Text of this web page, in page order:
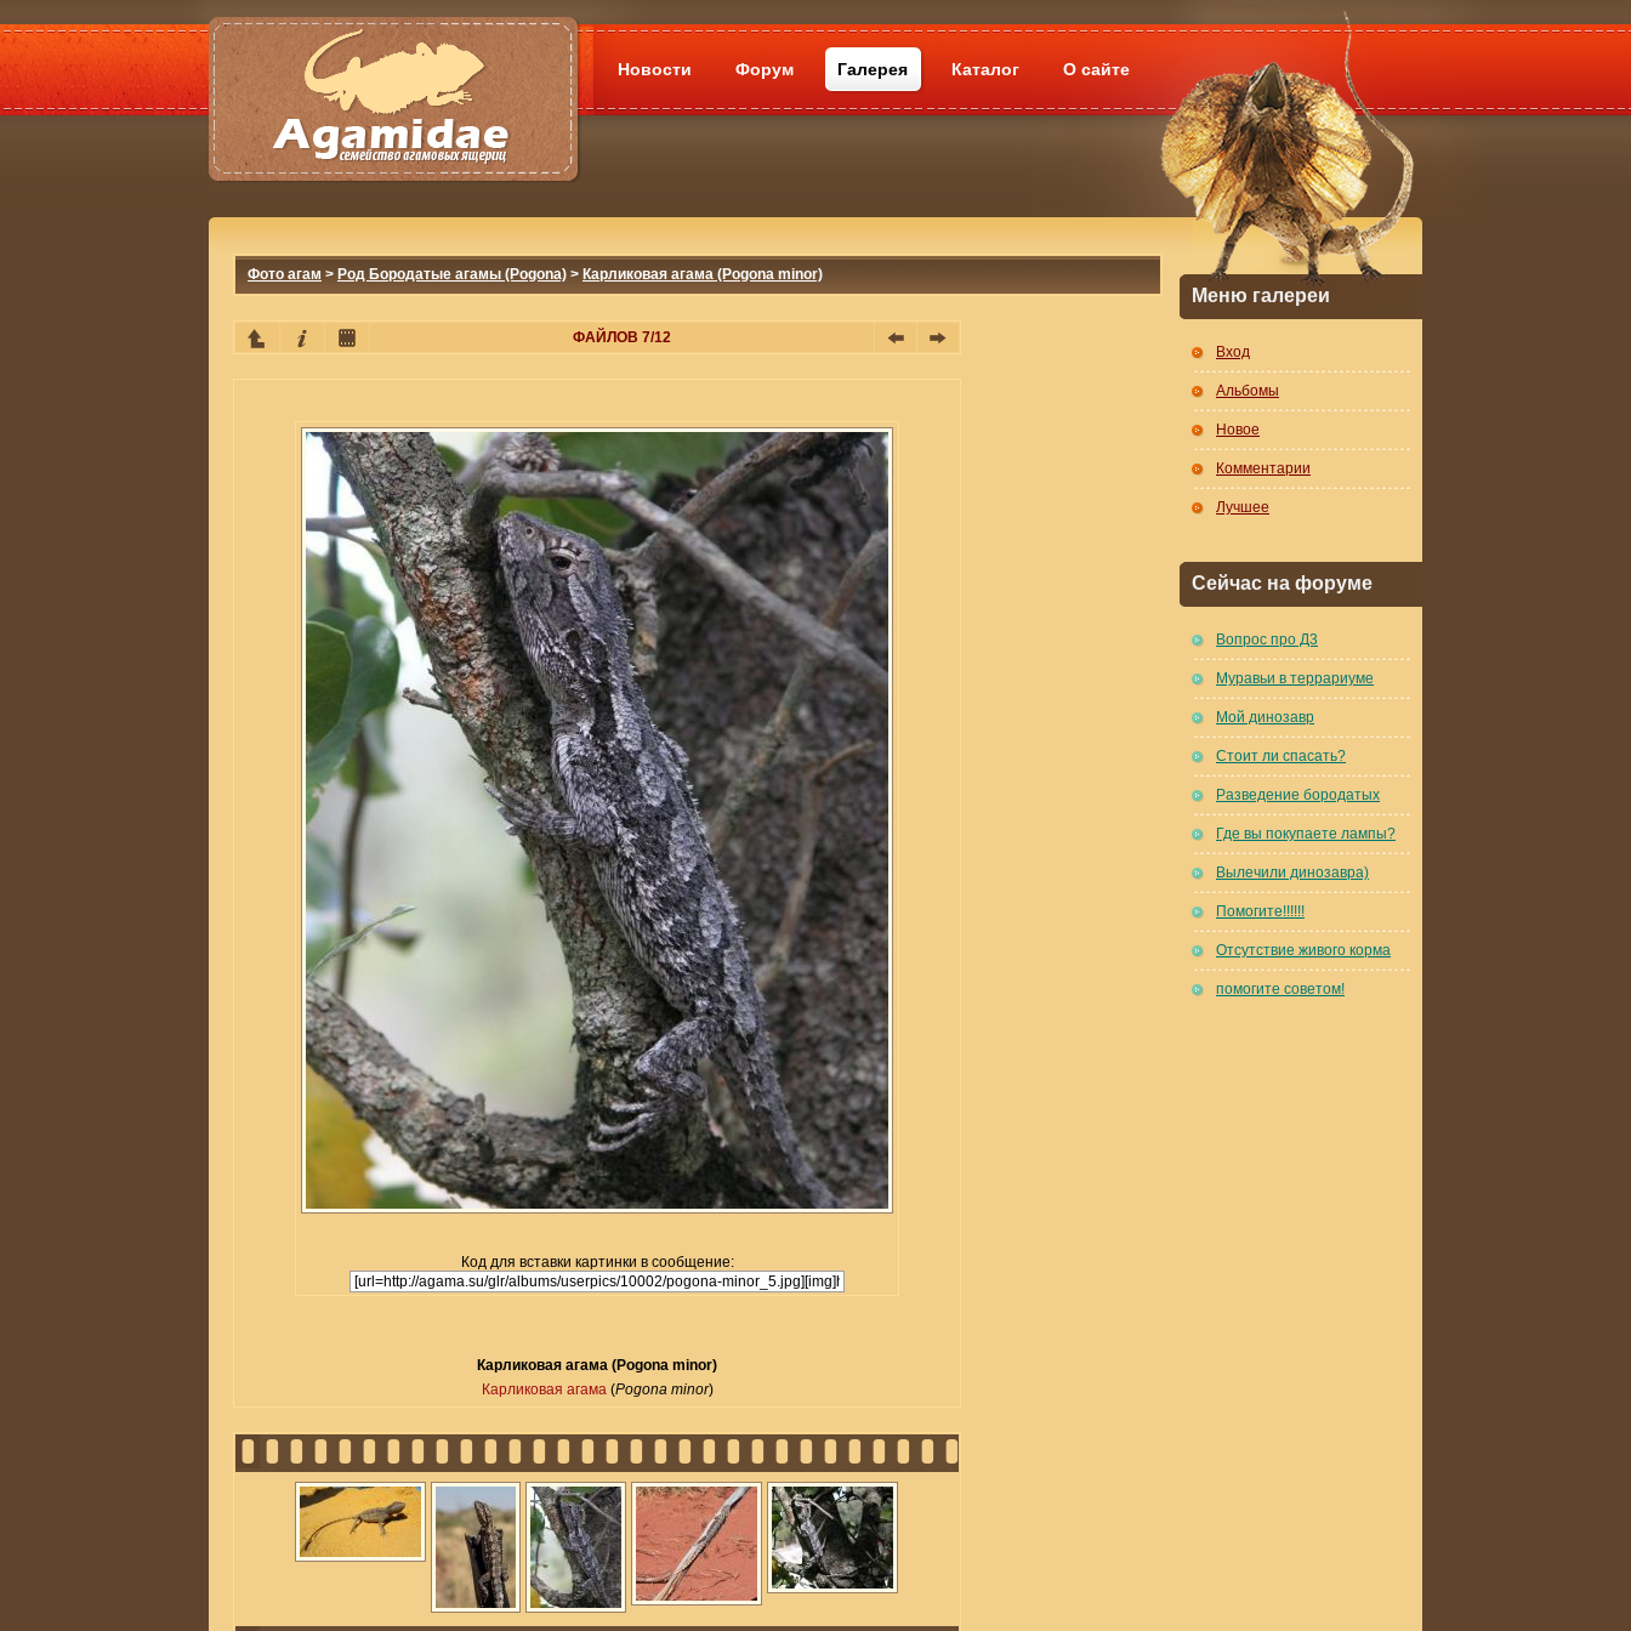
Новости Форум Галерея Каталог О сайте
Фото агам > Род Бородатые агамы (Pogona) > Карликовая агама (Pogona minor)
ФАЙЛОВ 7/12
Код для вставки картинки в сообщение:
Карликовая агама (Pogona minor)
Карликовая агама(Pogona minor)
Меню галереи
Вход
Альбомы
Новое
Комментарии
Лучшее
Сейчас на форуме
Вопрос про Д3
Муравьи в террариуме
Мой динозавр
Стоит ли спасать?
Разведение бородатых
Где вы покупаете лампы?
Вылечили динозавра)
Помогите!!!!!!
Отсутствие живого корма
помогите советом!